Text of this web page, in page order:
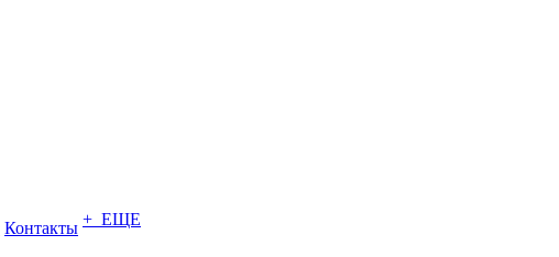
Контакты + ЕЩЕ